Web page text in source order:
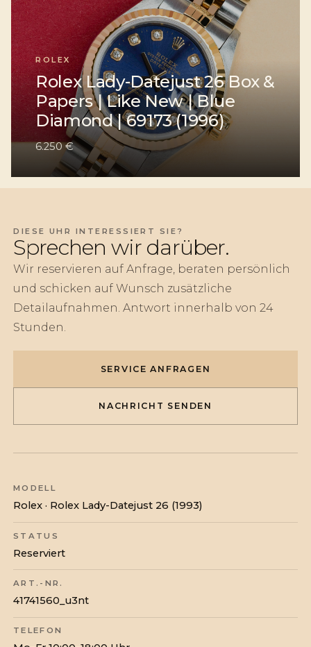
ROLEX
Rolex Lady-Datejust 26 Box &
Papers | Like New | Blue
Diamond | 69173 (1996)
6.250 €
DIESE UHR INTERESSIERT SIE?
Sprechen wir darüber.
Wir reservieren auf Anfrage, beraten persönlich
und schicken auf Wunsch zusätzliche
Detailaufnahmen. Antwort innerhalb von 24
Stunden.
SERVICE ANFRAGEN
NACHRICHT SENDEN
MODELL
Rolex · Rolex Lady-Datejust 26 (1993)
STATUS
Reserviert
ART.-NR.
41741560_u3nt
TELEFON